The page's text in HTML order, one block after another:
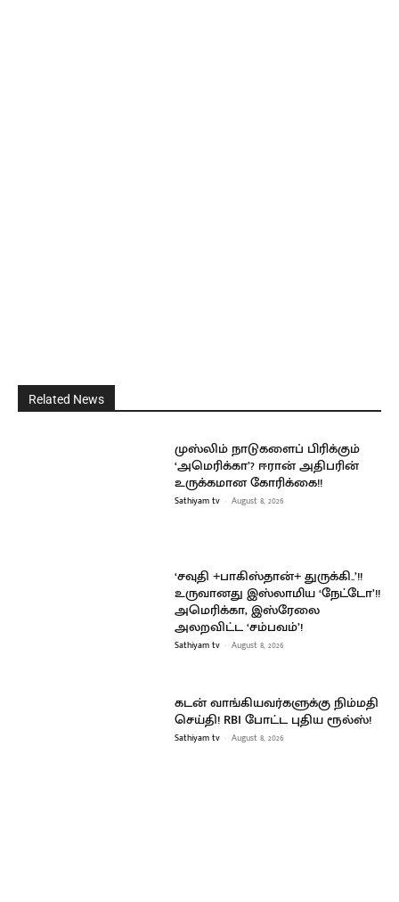
Related News
முஸ்லிம் நாடுகளைப் பிரிக்கும்
‘அமெரிக்கா’? ஈரான் அதிபரின்
உருக்கமான கோரிக்கை!!
Sathiyam tv - August 8, 2026
‘சவுதி +பாகிஸ்தான்+ துருக்கி..’!!
உருவானது இஸ்லாமிய ‘நேட்டோ’!!
அமெரிக்கா, இஸ்ரேலை
அலறவிட்ட ‘சம்பவம்’!
Sathiyam tv - August 8, 2026
கடன் வாங்கியவர்களுக்கு நிம்மதி
செய்தி! RBI போட்ட புதிய ரூல்ஸ்!
Sathiyam tv - August 8, 2026